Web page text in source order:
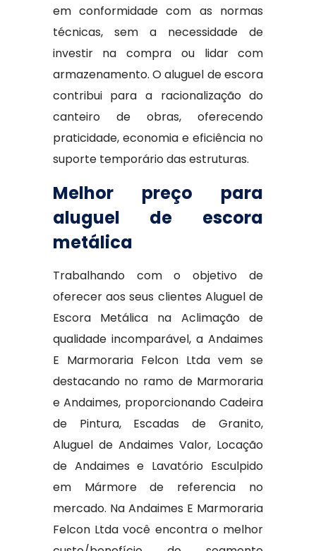
em conformidade com as normas
técnicas, sem a necessidade de
investir na compra ou lidar com
armazenamento. O aluguel de escora
contribui para a racionalização do
canteiro de obras, oferecendo
praticidade, economia e eficiência no
suporte temporário das estruturas.
Melhor preço para
aluguel de escora
metálica
Trabalhando com o objetivo de
oferecer aos seus clientes Aluguel de
Escora Metálica na Aclimação de
qualidade incomparável, a Andaimes
E Marmoraria Felcon Ltda vem se
destacando no ramo de Marmoraria
e Andaimes, proporcionando Cadeira
de Pintura, Escadas de Granito,
Aluguel de Andaimes Valor, Locação
de Andaimes e Lavatório Esculpido
em Mármore de referencia no
mercado. Na Andaimes E Marmoraria
Felcon Ltda você encontra o melhor